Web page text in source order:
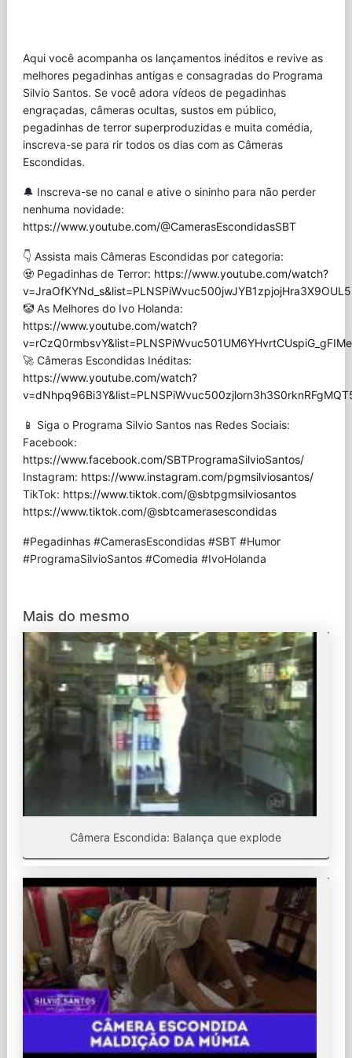
Aqui você acompanha os lançamentos inéditos e revive as
melhores pegadinhas antigas e consagradas do Programa
Silvio Santos. Se você adora vídeos de pegadinhas
engraçadas, câmeras ocultas, sustos em público,
pegadinhas de terror superproduzidas e muita comédia,
inscreva-se para rir todos os dias com as Câmeras
Escondidas.
🔔 Inscreva-se no canal e ative o sininho para não perder
nenhuma novidade:
https://www.youtube.com/@CamerasEscondidasSBT
👇 Assista mais Câmeras Escondidas por categoria:
🧟 Pegadinhas de Terror: https://www.youtube.com/watch?
v=JraOfKYNd_s&list=PLNSPiWvuc500jwJYB1zpjojHra3X9OUL5
🤡 As Melhores do Ivo Holanda:
https://www.youtube.com/watch?
🚀 Câmeras Escondidas Inéditas:
https://www.youtube.com/watch?
📱 Siga o Programa Silvio Santos nas Redes Sociais:
Facebook:
https://www.facebook.com/SBTProgramaSilvioSantos/
Instagram: https://www.instagram.com/pgmsilviosantos/
TikTok: https://www.tiktok.com/@sbtpgmsilviosantos
https://www.tiktok.com/@sbtcamerasescondidas
#Pegadinhas #CamerasEscondidas #SBT #Humor
#ProgramaSilvioSantos #Comedia #IvoHolanda
Mais do mesmo
Câmera Escondida: Balança que explode